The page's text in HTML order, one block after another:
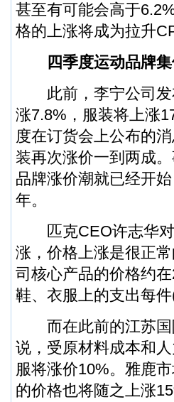
甚至有可能会高于
格的上涨将成为拉升
四季度运动品牌
此前，李宁公司发
涨7.8%，服装将上涨
度在订货会上公布的
装再次涨价一到两成
品牌涨价潮就已经开
年。
匹克CEO许志华对
涨，价格上涨是很正
司核心产品的价格约
鞋、衣服上的支出每
而在此前的江苏国
说，受原材料成本和
服将涨价10%。雅鹿
的价格也将随之上涨